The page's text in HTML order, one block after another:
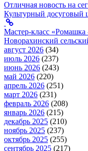
Отличная новость на
Культурный досуговый
Мастер-класс
Новорахинский
август 2026 (34)
июль 2026 (237)
июнь 2026 (243)
май 2026 (220)
апрель 2026 (251)
март 2026 (231)
февраль 2026 (208)
январь 2026 (215)
декабрь 2025 (210)
ноябрь 2025 (237)
октябрь 2025 (255)
сентябрь 2025 (217)